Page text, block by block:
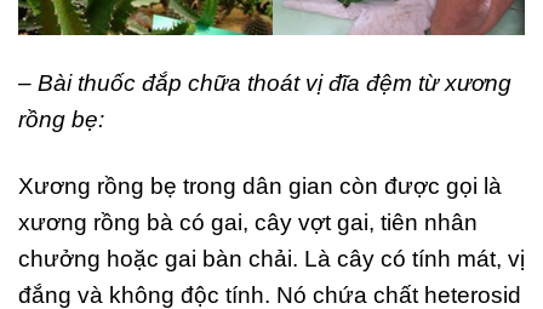
– Bài thuốc đắp chữa thoát vị đĩa đệm từ xương
rồng bẹ:
Xương rồng bẹ trong dân gian còn được gọi là
xương rồng bà có gai, cây vợt gai, tiên nhân
chưởng hoặc gai bàn chải. Là cây có tính mát, vị
đắng và không độc tính. Nó chứa chất heterosid